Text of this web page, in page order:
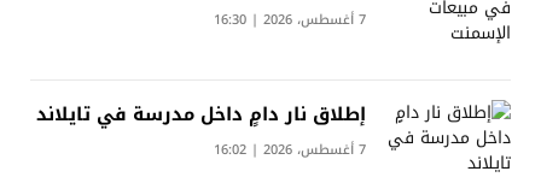
7 أغسطس، 2026 | 16:30
إطلاق نار دامٍ داخل مدرسة في تايلاند
7 أغسطس، 2026 | 16:02